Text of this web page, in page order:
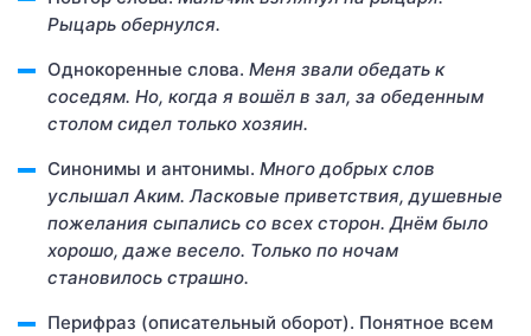
Рыцарь обернулся.
Однокоренные слова. Меня звали обедать к
соседям. Но, когда я вошёл в зал, за обеденным
столом сидел только хозяин.
Синонимы и антонимы. Многодобрых слов
услышал Аким.Ласковые приветствия,душевные
пожелания сыпались со всех сторон.Днём было
хорошо, даже весело. Только по ночам
становилось страшно.
Перифраз (описательный оборот). Понятное всем